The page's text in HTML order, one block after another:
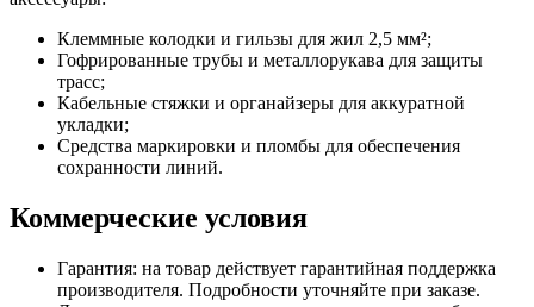
Клеммные колодки и гильзы для жил 2,5 мм²;
Гофрированные трубы и металлорукава для защиты
трасс;
Кабельные стяжки и органайзеры для аккуратной
укладки;
Средства маркировки и пломбы для обеспечения
сохранности линий.
Коммерческие условия
Гарантия: на товар действует гарантийная поддержка
производителя. Подробности уточняйте при заказе.